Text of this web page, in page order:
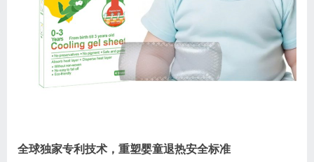
全球独家专利技术，重塑婴童退热安全标准